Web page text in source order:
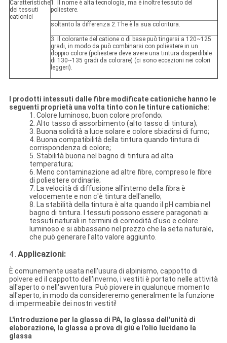
Caratteristiche
dei tessuti
cationici
1. Il nome è alta tecnologia, ma è inoltre tessuto del
poliestere.
soltanto la differenza 2.The è la sua coloritura.
3. Il colorante del catione o di base può tingersi a 120~125
gradi, in modo da può combinarsi con poliestere in un
doppio colore (poliestere deve avere una tintura disperdibile
di 130~135 gradi da colorare) (ci sono eccezioni nei colori
leggeri).
I prodotti intessuti dalle fibre modificate cationiche hanno le
seguenti proprietà una volta tinto con le tinture cationiche:
1. Colore luminoso, buon colore profondo;
2. Alto tasso di assorbimento (alto tasso di tintura);
3. Buona solidità a luce solare e colore sbiadirsi di fumo;
4. Buona compatibilità della tintura quando tintura di
corrispondenza di colore;
5. Stabilità buona nel bagno di tintura ad alta
temperatura;
6. Meno contaminazione ad altre fibre, compreso le fibre
di poliestere ordinarie;
7. La velocità di diffusione all'interno della fibra è
velocemente e non c'è tintura dell'anello;
8. La stabilità della tintura è alta quando il pH cambia nel
bagno di tintura. I tessuti possono essere paragonati ai
tessuti naturali in termini di comodità d'uso e colore
luminoso e si abbassano nel prezzo che la seta naturale,
che può generare l'alto valore aggiunto.
4 . Applicazioni:
È comunemente usata nell'usura di alpinismo, cappotto di
polvere ed il cappotto dell'inverno, i vestiti è portato nelle attività
all'aperto o nell'avventura. Può piovere in qualunque momento
all'aperto, in modo da considereremo generalmente la funzione
di impermeabile dei nostri vestiti!
L'introduzione per la glassa di PA, la glassa dell'unità di
elaborazione, la glassa a prova di giù e l'olio lucidano la
glassa